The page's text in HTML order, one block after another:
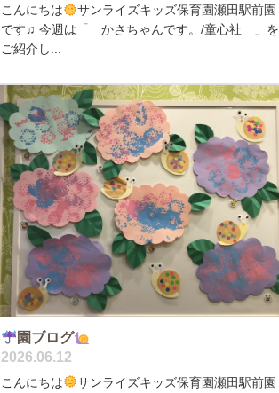
こんにちは
サンライズキッズ保育園瀬田駅前園
です♫ 今週は「 かさちゃんです。/童心社 」を
ご紹介し...
園ブログ
2026.06.12
こんにちは
サンライズキッズ保育園瀬田駅前園